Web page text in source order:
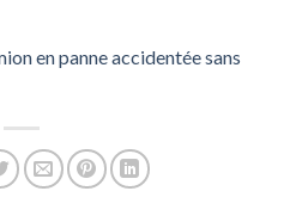
en panne accidentée sans